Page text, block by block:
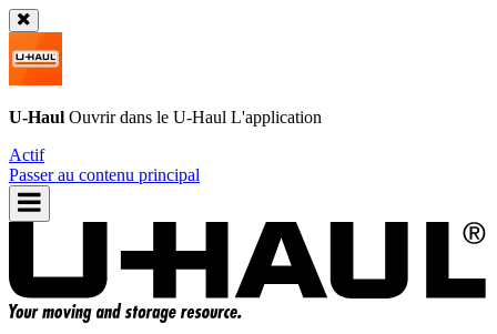
U-Haul Ouvrir dans le U-Haul L'application
Actif
Passer au contenu principal